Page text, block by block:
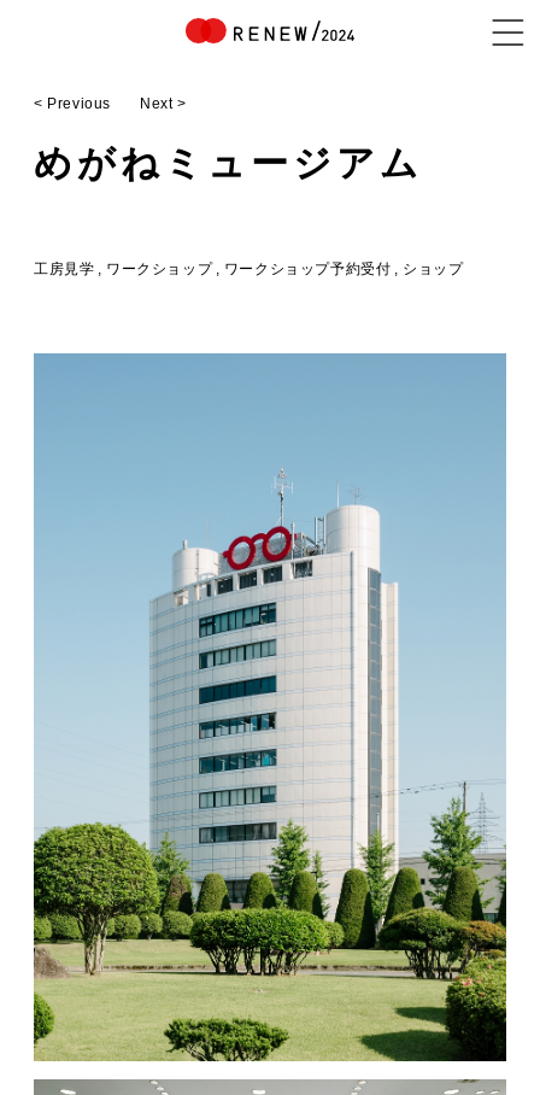
ACCESS / STAY
CONTACT
< Previous Next >
めがねミュージアム
工房見学 ワークショップ ワークショップ予約受付 ショップ